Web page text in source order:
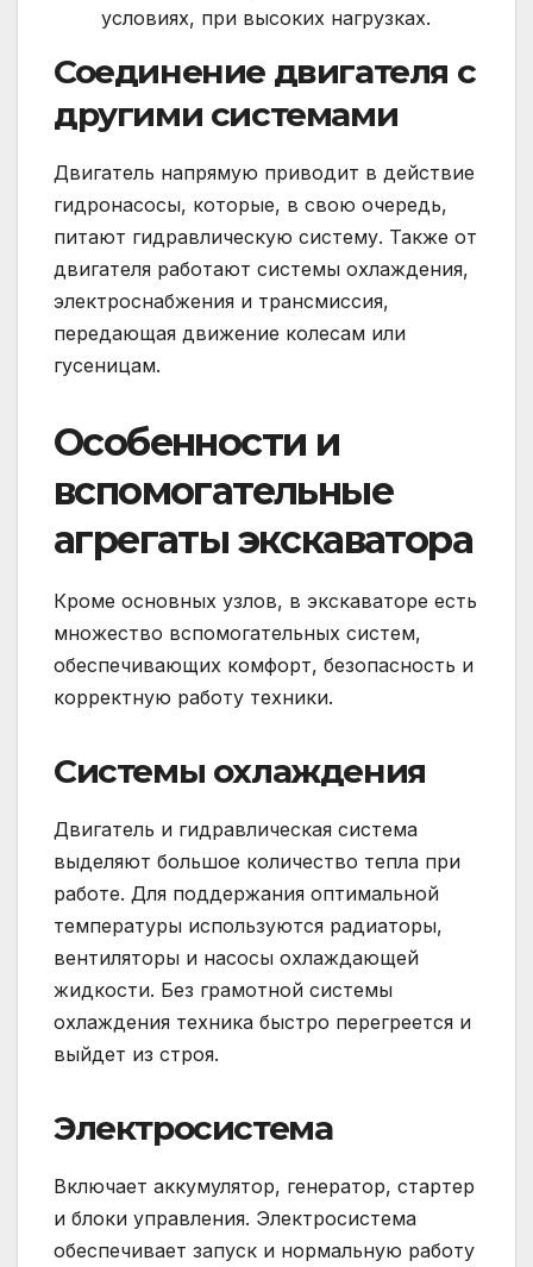
условиях, при высоких нагрузках.
Соединение двигателя с
другими системами
Двигатель напрямую приводит в действие
гидронасосы, которые, в свою очередь,
питают гидравлическую систему. Также от
двигателя работают системы охлаждения,
электроснабжения и трансмиссия,
передающая движение колесам или
гусеницам.
Особенности и
вспомогательные
агрегаты экскаватора
Кроме основных узлов, в экскаваторе есть
множество вспомогательных систем,
обеспечивающих комфорт, безопасность и
корректную работу техники.
Системы охлаждения
Двигатель и гидравлическая система
выделяют большое количество тепла при
работе. Для поддержания оптимальной
температуры используются радиаторы,
вентиляторы и насосы охлаждающей
жидкости. Без грамотной системы
охлаждения техника быстро перегреется и
выйдет из строя.
Электросистема
Включает аккумулятор, генератор, стартер
и блоки управления. Электросистема
обеспечивает запуск и нормальную работу